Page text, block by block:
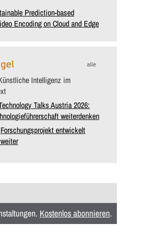
Prediction-based
Encoding on Cloud and Edge
alle
Intelligenz im
Talks Austria 2026:
weiterdenken
Forschungsprojekt entwickelt
Kostenlos abonnieren.